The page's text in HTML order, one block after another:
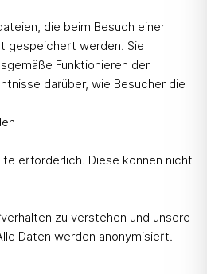
die beim Besuch einer
gespeichert werden. Sie
Funktionieren der
darüber, wie Besucher die
erforderlich. Diese können nicht
zu verstehen und unsere
Daten werden anonymisiert.